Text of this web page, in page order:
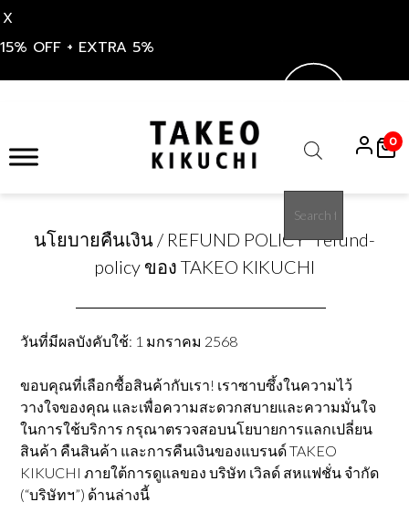
X
15% OFF + EXTRA 5%
search
0
นโยบายคืนเงิน / REFUND POLICY refund-
policy ของ TAKEO KIKUCHI
วันที่มีผลบังคับใช้: 1 มกราคม 2568
ขอบคุณที่เลือกซื้อสินค้ากับเรา! เราซาบซึ้งในความไว้
วางใจของคุณ และเพื่อความสะดวกสบายและความมั่นใจ
ในการใช้บริการ กรุณาตรวจสอบนโยบายการแลกเปลี่ยน
สินค้า คืนสินค้า และการคืนเงินของแบรนด์ TAKEO
KIKUCHI ภายใต้การดูแลของ บริษัท เวิลด์ สหแฟชั่น จำกัด
(“บริษัทฯ”) ด้านล่างนี้